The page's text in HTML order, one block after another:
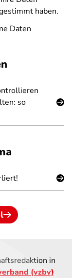
haben.
Daten
so
in
(vzbv)